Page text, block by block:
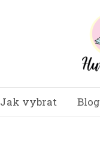
Jak vybrat Blog